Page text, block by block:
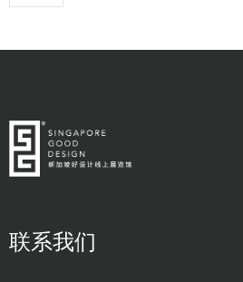
联系我们